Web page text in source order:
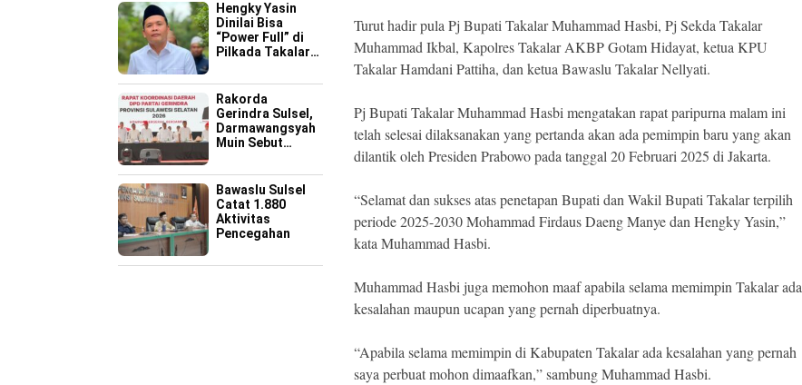
Hengky Yasin
Dinilai Bisa
“Power Full” di
Pilkada Takalar
Rakorda
Gerindra Sulsel,
Darmawangsyah
Muin Sebut
Strategis
Perkuat Soliditas
Jelang Pemilu
2029
Bawaslu Sulsel
Catat 1.880
Aktivitas
Pencegahan
Turut hadir pula Pj Bupati Takalar Muhammad Hasbi, Pj Sekda Takalar
Muhammad Ikbal, Kapolres Takalar AKBP Gotam Hidayat, ketua KPU
Takalar Hamdani Pattiha, dan ketua Bawaslu Takalar Nellyati.
Pj Bupati Takalar Muhammad Hasbi mengatakan rapat paripurna malam ini
telah selesai dilaksanakan yang pertanda akan ada pemimpin baru yang akan
dilantik oleh Presiden Prabowo pada tanggal 20 Februari 2025 di Jakarta.
“Selamat dan sukses atas penetapan Bupati dan Wakil Bupati Takalar terpilih
periode 2025-2030 Mohammad Firdaus Daeng Manye dan Hengky Yasin,”
kata Muhammad Hasbi.
Muhammad Hasbi juga memohon maaf apabila selama memimpin Takalar ada
kesalahan maupun ucapan yang pernah diperbuatnya.
“Apabila selama memimpin di Kabupaten Takalar ada kesalahan yang pernah
saya perbuat mohon dimaafkan,” sambung Muhammad Hasbi.